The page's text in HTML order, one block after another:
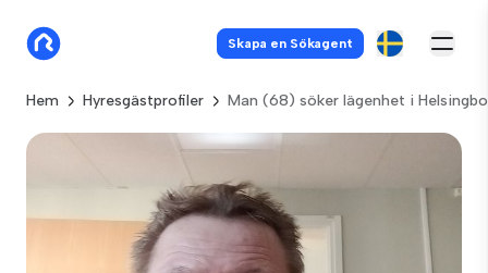
Skapa en Sökagent
Hem Hyresgästprofiler Man (68) söker lägenhet i